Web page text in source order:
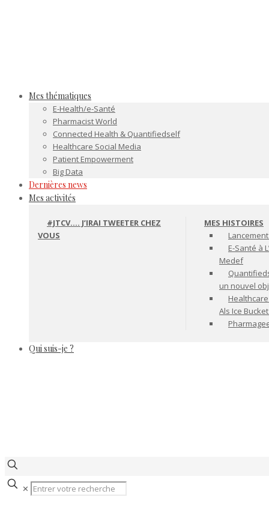
Mes thématiques
E-Health/e-Santé
Pharmacist World
Connected Health & Quantifiedself
Healthcare Social Media
Patient Empowerment
Big Data
Dernières news
Mes activités
#JTCV…. J’IRAI TWEETER CHEZ
VOUS
MES HISTOIRES
E-Santé à
Medef
un nouvel
Als Ice
Qui suis-je ?
✕